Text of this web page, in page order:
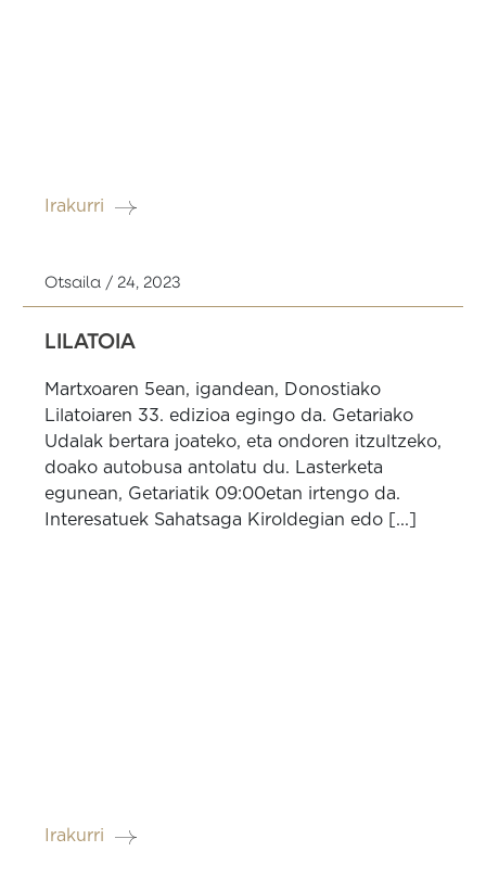
Irakurri
Otsaila / 24, 2023
LILATOIA
Martxoaren 5ean, igandean, Donostiako
Lilatoiaren 33. edizioa egingo da. Getariako
Udalak bertara joateko, eta ondoren itzultzeko,
doako autobusa antolatu du. Lasterketa
egunean, Getariatik 09:00etan irtengo da.
Interesatuek Sahatsaga Kiroldegian edo [...]
Irakurri